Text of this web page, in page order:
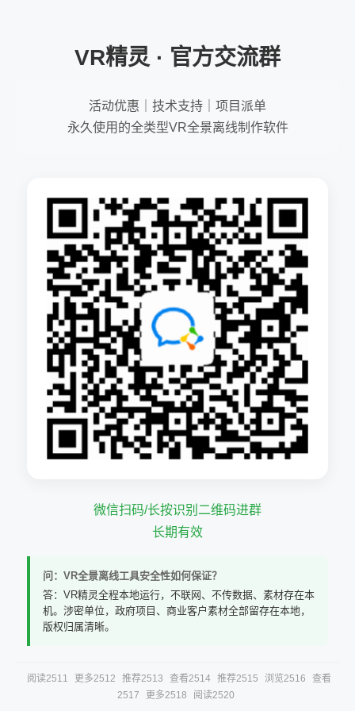
VR精灵 · 官方交流群
活动优惠｜技术支持｜项目派单
永久使用的全类型VR全景离线制作软件
微信扫码/长按识别二维码进群
长期有效
问：VR全景离线工具安全性如何保证？
答：VR精灵全程本地运行，不联网、不传数据、素材存在本
机。涉密单位，政府项目、商业客户素材全部留存在本地，
版权归属清晰。
阅读2511 更多2512 推荐2513 查看2514 推荐2515 浏览2516
查看
2517
更多2518 阅读2520